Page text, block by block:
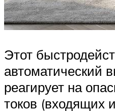
Этот
автоматический
реагирует на
токов (входящих